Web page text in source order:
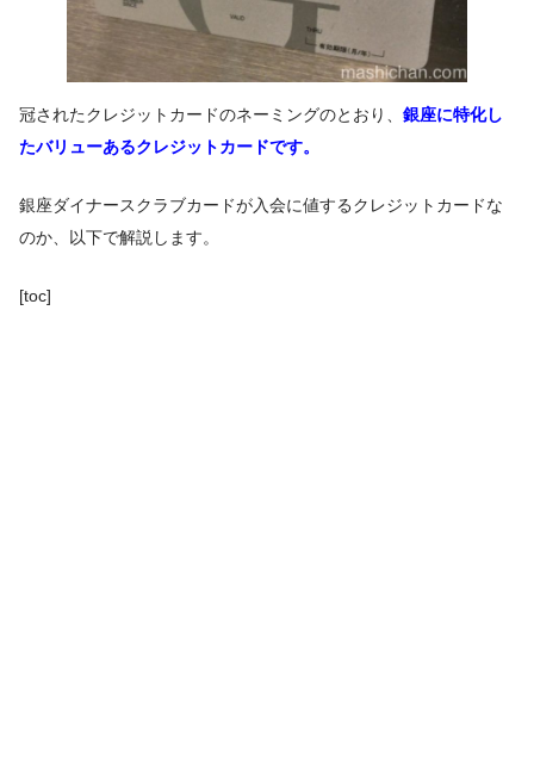
冠されたクレジットカードのネーミングのとおり、 銀座に特化し
たバリューあるクレジットカードです。
銀座ダイナースクラブカードが入会に値するクレジットカードな
のか、以下で解説します。
[toc]